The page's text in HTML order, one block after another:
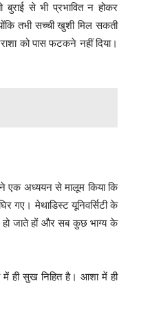
से भी प्रभावित न होकर
तभी सच्ची खुशी मिल सकती
को पास फटकने नहीं दिया।
ने एक अध्ययन से मालूम किया कि
गए। मेथाडिस्ट यूनिवर्सिटी के
हो जाते हों और सब कुछ भाग्य के
में ही सुख निहित है। आशा में ही